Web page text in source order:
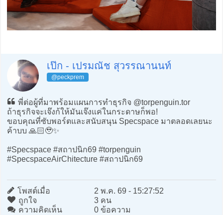
เป๊ก - เปรมณัช สุวรรณานนท์
@peckprem
พี่ต่อผู้ที่มาพร้อมแผนการทำธุรกิจ @torpenguin.tor
ถ้าธุรกิจจะเจ๊งก้ให้มันเจ๊งแค่ในกระดาษก็พอ!
ขอบคุณที่ซับพอร์ตและสนับสนุน Specspace มาตลอดเลยนะ
ค้าบบ 🙏🏻🥹✨
#Specspace #สถาปนิก69 #torpenguin
#SpecspaceAirChitecture #สถาปนิก69
โพสต์เมื่อ
2 พ.ค. 69 - 15:27:52
ถูกใจ
3 คน
ความคิดเห็น
0 ข้อความ